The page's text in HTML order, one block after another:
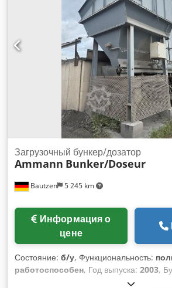
Bautzen 5 245 km
Загрузочный бункер/дозатор
Ammann Bunker/Doseur
цене
Состояние: б/у, Функциональность:
работоспособен, Год выпуска: 2003,
материала – Верхняя часть –